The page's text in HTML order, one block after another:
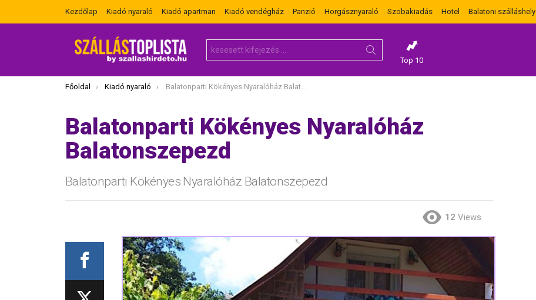
Kezdőlap Kiadó nyaraló Kiadó apartman Kiadó vendégház Panzió Horgásznyaraló Szobakiadás Hotel Balatoni szálláshely
for:
Top 10
Itt vagy most:
Főoldal Kiadó nyaraló Balatonparti Kökényes Nyaralóház Balatonszepezd
Balatonparti Kökényes Nyaralóház
Balatonszepezd
Balatonparti Kökényes Nyaralóház Balatonszepezd
12 Views